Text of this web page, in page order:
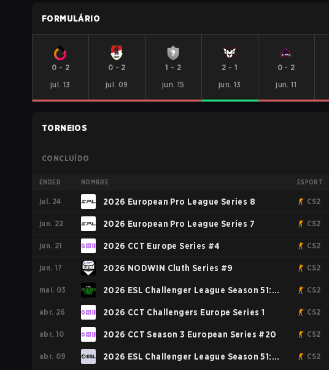
FORMULÁRIO
0 - 2
jul. 13
0 - 2
jul. 09
1 - 2
jun. 15
2 - 1
jun. 13
0- 2
jun. 11
TORNEIOS
CONCLUÍDO
ENDED NOMBRE ESPORT
jul. 24 2026 European Pro League Series 8 CS2
jun. 22 2026 European Pro League Series 7 CS2
jun. 21 2026 CCT Europe Series #4 CS2
jun. 17 2026 NODWIN Cluth Series #9 CS2
mai. 03 2026 ESL Challenger League Season 51:
Europe - Cup #4
CS2
abr. 26 2026 CCT Challengers Europe Series 1 CS2
abr. 10 2026 CCT Season 3 European Series #20 CS2
abr. 09 2026 ESL Challenger League Season 51: CS2